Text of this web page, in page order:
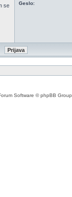
se
Geslo:
Software © phpBB Group